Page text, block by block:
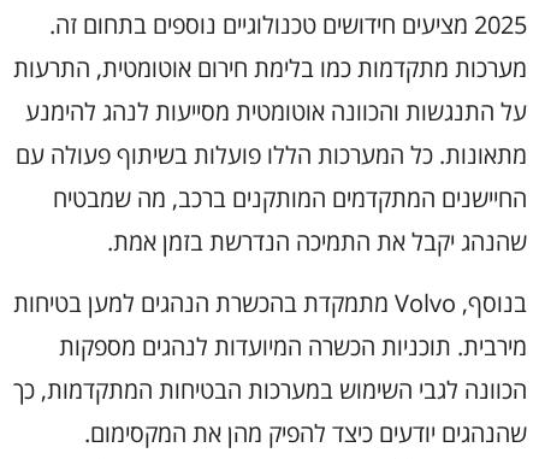
2025 מציעים חידושים טכנולוגיים נוספים בתחום זה.
מערכות מתקדמות כמו בלימת חירום אוטומטית, התרעות
על התנגשות והכוונה אוטומטית מסייעות לנהג להימנע
מתאונות. כל המערכות הללו פועלות בשיתוף פעולה עם
החיישנים המתקדמים המותקנים ברכב, מה שמבטיח
שהנהג יקבל את התמיכה הנדרשת בזמן אמת.
בנוסף, Volvo מתמקדת בהכשרת הנהגים למען בטיחות
מירבית. תוכניות הכשרה המיועדות לנהגים מספקות
הכוונה לגבי השימוש במערכות הבטיחות המתקדמות, כך
שהנהגים יודעים כיצד להפיק מהן את המקסימום.